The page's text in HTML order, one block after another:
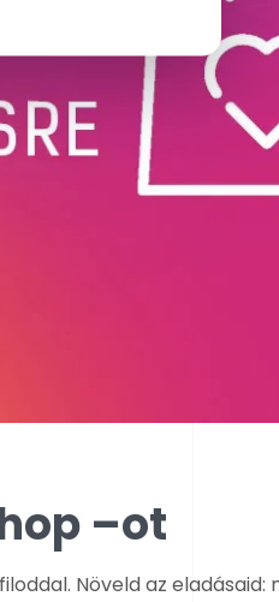
–ot
Növeld az eladásaid: